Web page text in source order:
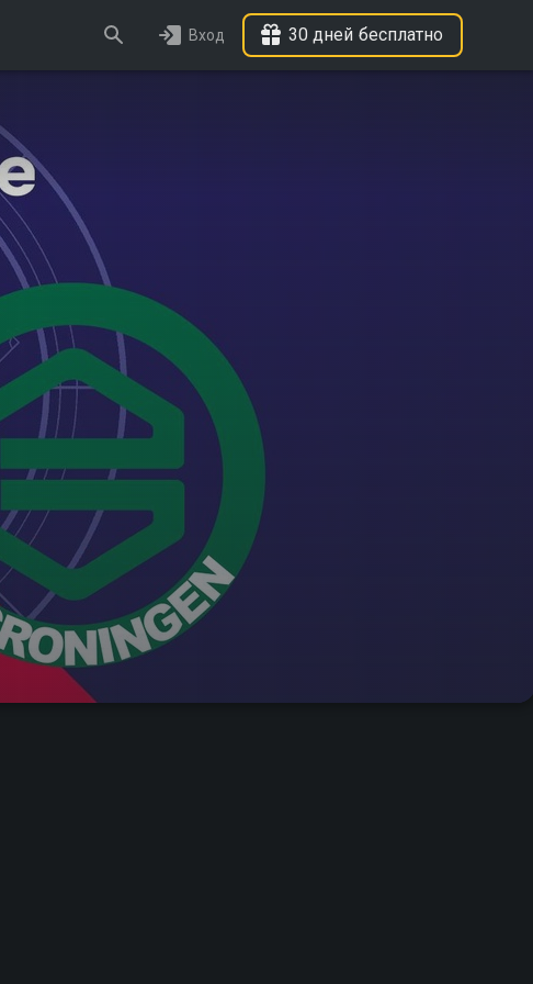
Вход 30 дней бесплатно